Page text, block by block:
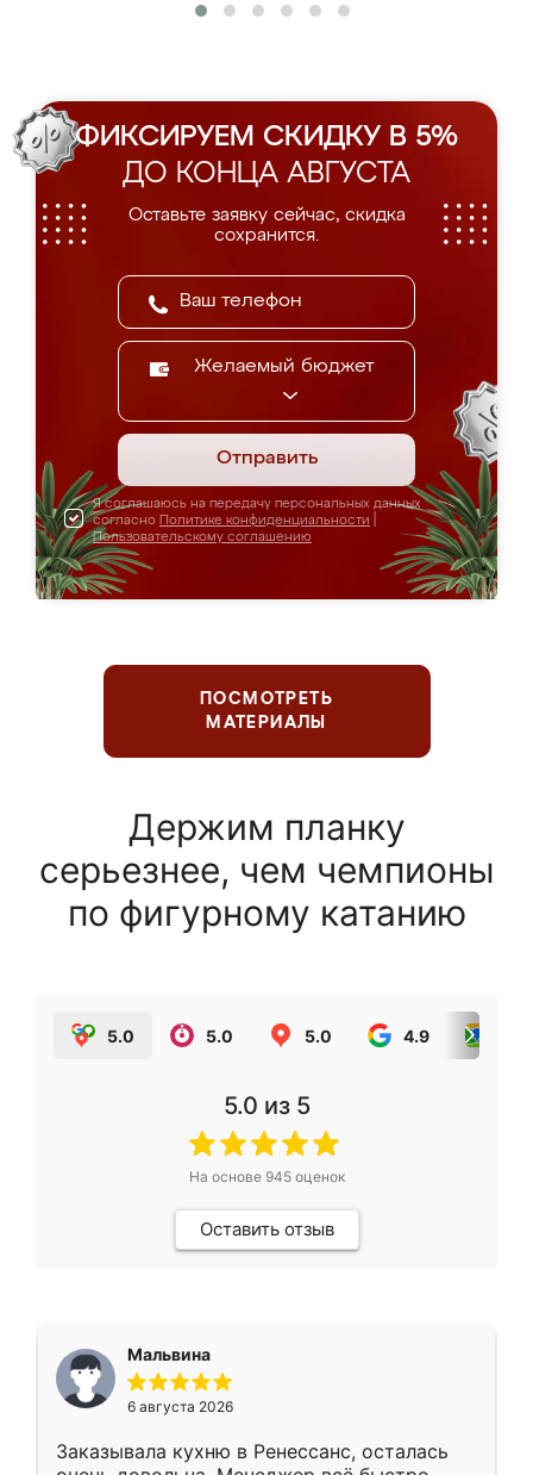
ФИКСИРУЕМ СКИДКУ В 5%
ДО КОНЦА АВГУСТА
Оставьте заявку сейчас, скидка
сохранится.
Желаемый бюджет
Отправить
Я соглашаюсь на передачу персональных данных
согласно Политике конфиденциальности
Пользовательскому соглашению
ПОСМОТРЕТЬ
МАТЕРИАЛЫ
Держим планку
серьезнее, чем чемпионы
по фигурному катанию
5.0 5.0 5.0 4.9
5.0 из 5
На основе 945оценок
Оставить отзыв
Мальвина
6 августа 2026
Заказывала кухню в Ренессанс, осталась